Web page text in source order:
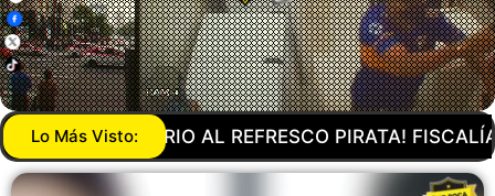
Lo Más Visto:
FISCALÍA DESCUBRE DOS INMUEBLES